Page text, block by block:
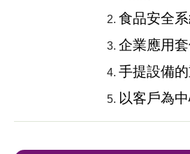
食品安全
企業應用
手提設備
以客戶為